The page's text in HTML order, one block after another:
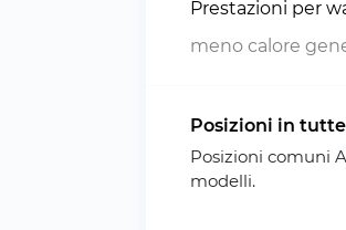
Prestazioni per
meno calore
Posizioni in
Posizioni comuni
modelli.